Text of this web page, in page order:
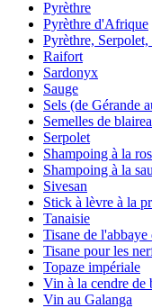
Pyrèthre
Pyrèthre d'Afrique
Pyrèthre,
Raifort
Sardonyx
Sauge
Sels (de Gérande
Semelles de
Serpolet
Shampoing à la
Shampoing à la
Sivesan
Stick à lèvre à la
Tanaisie
Tisane de
Tisane pour les
Topaze impériale
Vin à la cendre de
Vin au Galanga